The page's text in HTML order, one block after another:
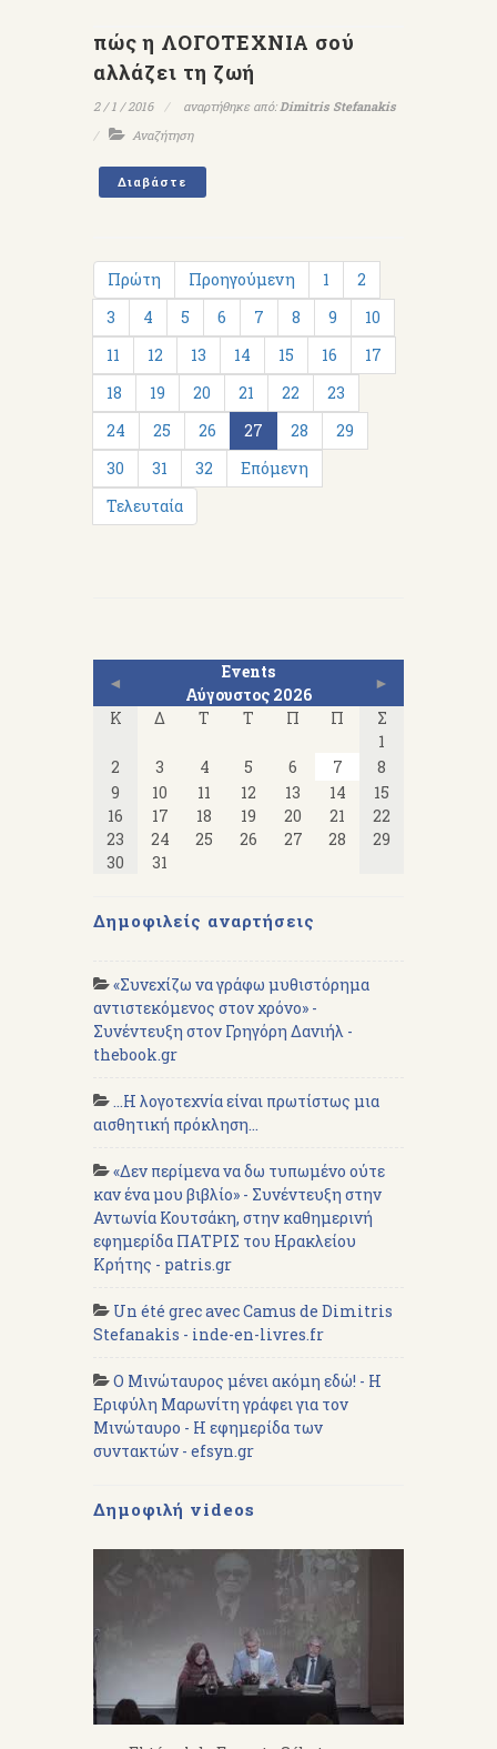
πώς η ΛΟΓΟΤΕΧΝΙΑ σού
αλλάζει τη ζωή
2 / 1 / 2016 αναρτήθηκε από:Dimitris Stefanakis
Αναζήτηση
Διαβάστε
Πρώτη Προηγούμενη 1
2
3
4 5 6 7 8 9
10
11
12 13 14 15 16
17
18
19 20 21 22
23
24
25 26 27 28
29
30
31 32
Επόμενη
Τελευταία
◄
Events
Αύγουστος 2026
►
Κ
Δ Τ Τ Π Π
Σ
1
2
3 4 5 6 7
8
9
10 11 12 13 14
15
16
17 18 19 20 21
22
23
24 25 26 27 28
29
30
31
Δημοφιλείς αναρτήσεις
«Συνεχίζω να γράφω μυθιστόρημα
αντιστεκόμενος στον χρόνο» -
Συνέντευξη στον Γρηγόρη Δανιήλ -
thebook.gr
...Η λογοτεχνία είναι πρωτίστως μια
αισθητική πρόκληση...
«Δεν περίμενα να δω τυπωμένο ούτε
καν ένα μου βιβλίο» - Συνέντευξη στην
Αντωνία Κουτσάκη, στην καθημερινή
εφημερίδα ΠΑΤΡΙΣ του Ηρακλείου
Κρήτης - patris.gr
Un été grec avec Camus de Dimitris
Stefanakis - inde-en-livres.fr
Ο Μινώταυρος μένει ακόμη εδώ! - Η
Εριφύλη Μαρωνίτη γράφει για τον
Μινώταυρο - Η εφημερίδα των
συντακτών - efsyn.gr
Δημοφιλή videos